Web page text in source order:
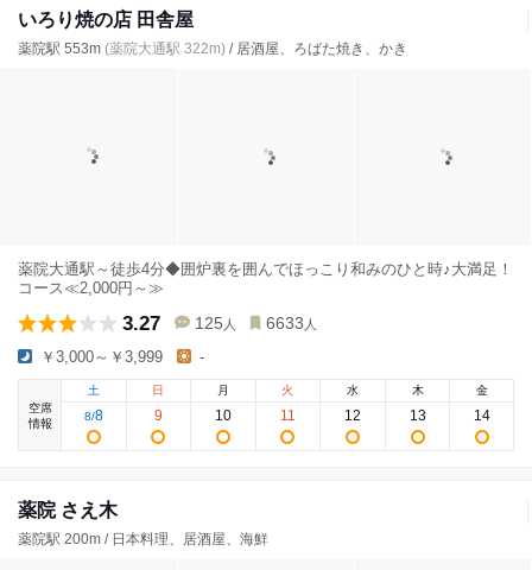
いろり焼の店 田舎屋
薬院駅 553m (薬院大通駅 322m) / 居酒屋、ろばた焼き、かき
薬院大通駅～徒歩4分◆囲炉裏を囲んでほっこり和みのひと時♪大満足！
コース≪2,000円～≫
3.27 125 人 6633 人
￥3,000～￥3,999 -
空席
情報
土
8/8
日
9
月
10
火
11
水
12
木
13
金
14
薬院 さえ木
薬院駅 200m / 日本料理、居酒屋、海鮮